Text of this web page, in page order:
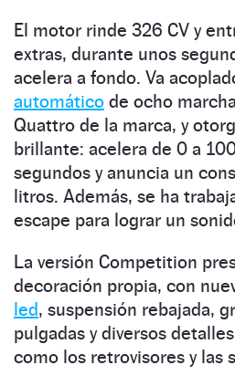
El motor rinde 326 CV y
extras, durante unos
acelera a fondo. Va
automático de ocho
Quattro de la marca, y
brillante: acelera de 0 a
segundos y anuncia un
litros. Además, se ha
escape para lograr un
La versión Competition
decoración propia, con
led, suspensión rebajada,
pulgadas y diversos
como los retrovisores y las